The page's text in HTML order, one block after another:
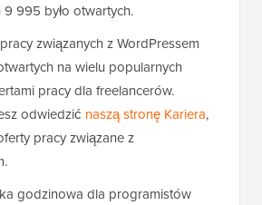
9 995 było otwartych.
związanych z WordPressem
na wielu popularnych
pracy dla freelancerów.
odwiedzić naszą stronę Kariera,
pracy związane z
godzinowa dla programistów